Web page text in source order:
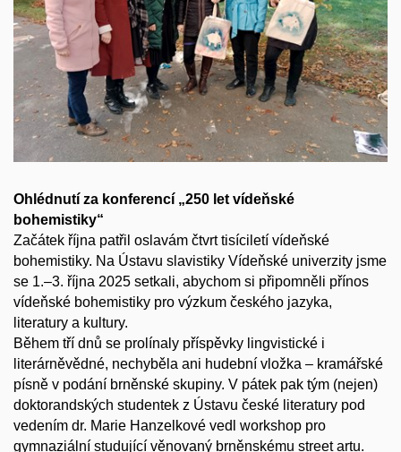
Ohlédnutí za konferencí „250 let vídeňské
bohemistiky“
Začátek října patřil oslavám čtvrt tisíciletí vídeňské
bohemistiky. Na Ústavu slavistiky Vídeňské univerzity jsme
se 1.–3. října 2025 setkali, abychom si připomněli přínos
vídeňské bohemistiky pro výzkum českého jazyka,
literatury a kultury.
Během tří dnů se prolínaly příspěvky lingvistické i
literárněvědné, nechyběla ani hudební vložka – kramářské
písně v podání brněnské skupiny. V pátek pak tým (nejen)
doktorandských studentek z Ústavu české literatury pod
vedením dr. Marie Hanzelkové vedl workshop pro
gymnaziální studující věnovaný brněnskému street artu.